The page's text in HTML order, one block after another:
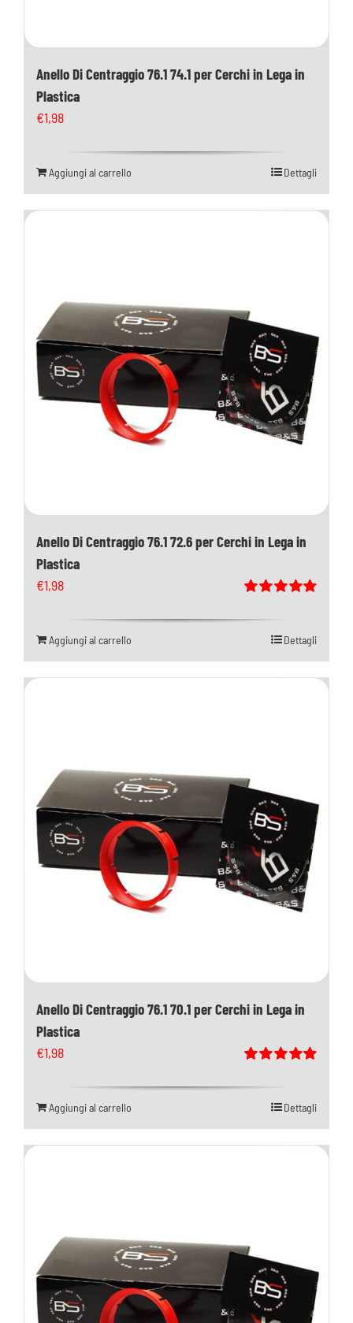
Anello Di Centraggio 76.1 74.1 per Cerchi in Lega in
Plastica
€1,98
Aggiungi al carrello Dettagli
Anello Di Centraggio 76.1 72.6 per Cerchi in Lega in
Plastica
5.00
€1,98
Aggiungi al carrello Dettagli
Anello Di Centraggio 76.1 70.1 per Cerchi in Lega in
Plastica
5.00
€1,98
Aggiungi al carrello Dettagli